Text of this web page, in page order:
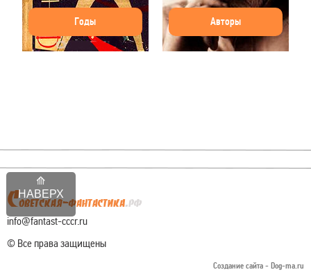
НАВЕРХ
Годы Авторы
info@fantast-cccr.ru
© Все права защищены
Создание сайта - Dog-ma.ru